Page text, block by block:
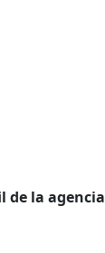
de la agencia